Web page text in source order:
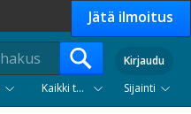
Jätä ilmoitus
Kirjaudu
Kaikki tuoteryhmät Sijainti